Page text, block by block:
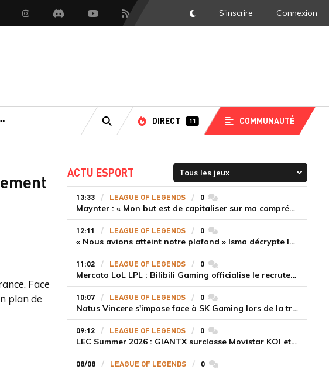
InstagramDiscord YoutubeFlux RSS DarkMode
S'inscrire Connexion
RECHERCHE
DIRECT 11 COMMUNAUTÉ
Face
plan de
ACTU ESPORT
13:33 LEAGUE OF LEGENDS 0commentaires
Maynter : « Mon but est de capitaliser sur ma compréhension du jeu plutôt que sur ma mécanique pure »
12:11 LEAGUE OF LEGENDS 0commentaires
« Nous avions atteint notre plafond » Isma décrypte le renouveau de GiantX et la victoire face à Movistar KOI
11:02 LEAGUE OF LEGENDS 0commentaires
Mercato LoL LPL : Bilibili Gaming officialise le recrutement de Flandre sur la toplane
10:07 LEAGUE OF LEGENDS 0commentaires
Natus Vincere s'impose face à SK Gaming lors de la troisième semaine du LEC Summer Split 2026
09:12 LEAGUE OF LEGENDS 0commentaires
LEC Summer 2026 : GIANTX surclasse Movistar KOI et se fait une place sur le podium
08/08 LEAGUE OF LEGENDS 0commentaires